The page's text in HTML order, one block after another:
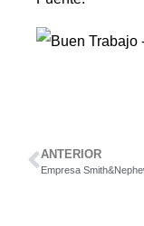
ANTERIOR